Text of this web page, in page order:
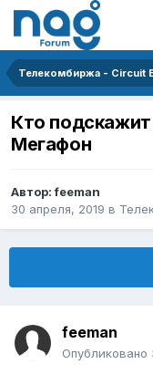
Телекомбиржа - Circuit
Кто
Мегафон
Автор:feeman
30 апреля, 2019 в
feeman
Опубликовано